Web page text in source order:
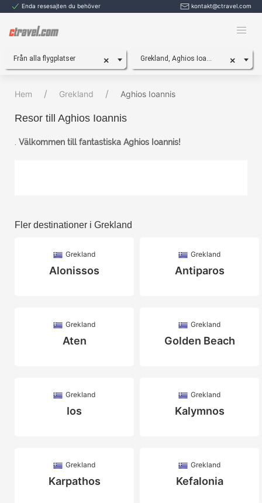
Enda resesajten du behöver kontakt@ctravel.com
×
Från alla flygplatser ×
Grekland, Aghios Ioannis
Hem Grekland Aghios Ioannis
Resor till Aghios Ioannis
. Välkommen till fantastiska Aghios Ioannis!
Fler destinationer i Grekland
Grekland
Alonissos
Grekland
Antiparos
Grekland
Aten
Grekland
Golden Beach
Grekland
Ios
Grekland
Kalymnos
Grekland
Karpathos
Grekland
Kefalonia